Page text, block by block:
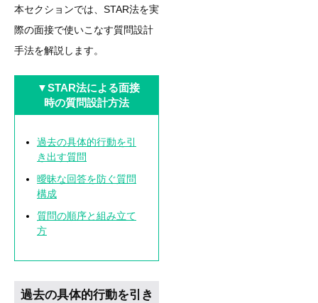
本セクションでは、STAR法を実
際の面接で使いこなす質問設計
手法を解説します。
▼STAR法による面接
時の質問設計方法
過去の具体的行動を引
き出す質問
曖昧な回答を防ぐ質問
構成
質問の順序と組み立て
方
過去の具体的行動を引き